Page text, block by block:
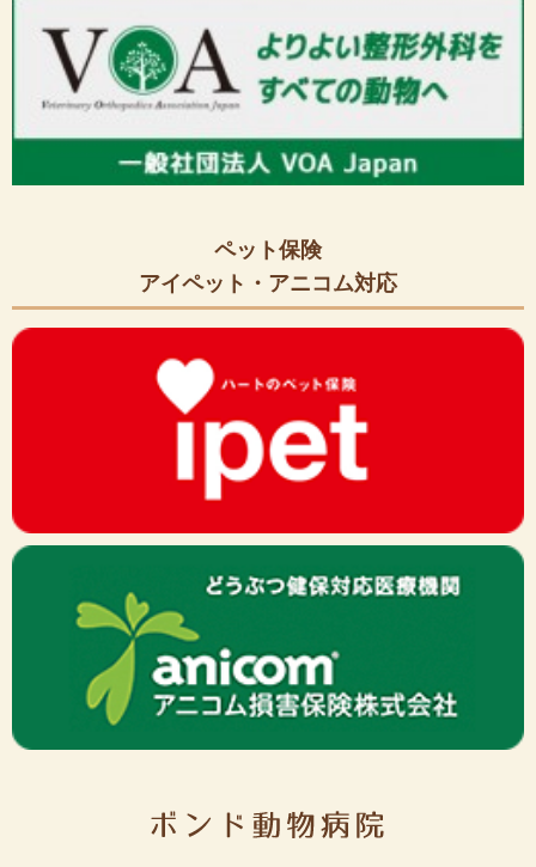
ペット保険
アイペット・アニコム対応